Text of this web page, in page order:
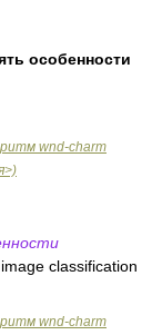
особенности
wnd-charm
classification
wnd-charm